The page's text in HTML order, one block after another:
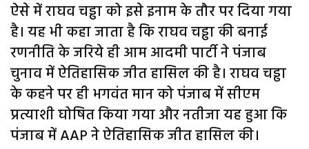
ऐसे में राघव चड्ढा को इसे इनाम के तौर पर दिया गया
है। यह भी कहा जाता है कि राघव चड्ढा की बनाई
रणनीति के जरिये ही आम आदमी पार्टी ने पंजाब
चुनाव में ऐतिहासिक जीत हासिल की है। राघव चड्ढा
के कहने पर ही भगवंत मान को पंजाब में सीएम
प्रत्याशी घोषित किया गया और नतीजा यह हुआ कि
पंजाब में AAP ने ऐतिहासिक जीत हासिल की।